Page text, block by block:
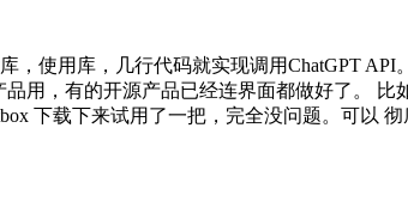
，使用库，几行代码就实现调用ChatGPT
用，有的开源产品已经连界面都做好了。 比
下载下来试用了一把，完全没问题。可以